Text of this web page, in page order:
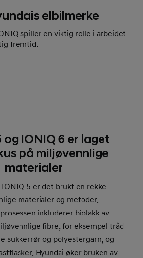
elbilmerke
spiller en viktig rolle i arbeidet
fremtid.
og IONIQ 6 er laget
på miljøvennlige
materialer
5 er det brukt en rekke
materialer og metoder.
inkluderer biolakk av
fibre, for eksempel tråd
sukkerrør og polyestergarn, og
Hyundai øker bruken av